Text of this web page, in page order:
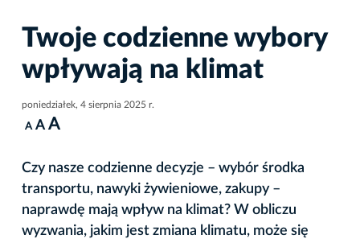
Twoje codzienne wybory
wpływają na klimat
poniedziałek, 4 sierpnia 2025 r.
A A A
Czy nasze codzienne decyzje – wybór środka
transportu, nawyki żywieniowe, zakupy –
naprawdę mają wpływ na klimat? W obliczu
wyzwania, jakim jest zmiana klimatu, może się